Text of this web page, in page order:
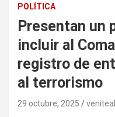
POLÍTICA
Presentan un
incluir al
registro de
al terrorismo
29 octubre, 2025